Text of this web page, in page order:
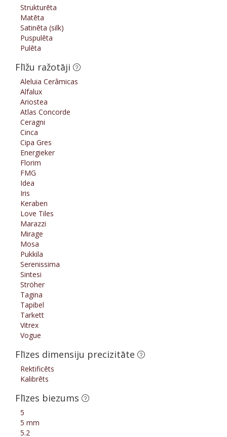
Strukturēta
Matēta
Satinēta (silk)
Puspulēta
Pulēta
Flīžu ražotāji
Aleluia Cerâmicas
Alfalux
Ariostea
Atlas Concorde
Ceragni
Cinca
Cipa Gres
Energieker
Florim
FMG
Idea
Iris
Keraben
Love Tiles
Marazzi
Mirage
Mosa
Pukkila
Serenissima
Sintesi
Ströher
Tagina
Tapibel
Tarkett
Vitrex
Vogue
Flīzes dimensiju precizitāte
Rektificēts
Kalibrēts
Flīzes biezums
5
5 mm
5.2